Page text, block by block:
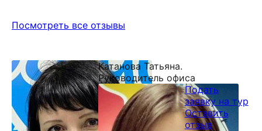
Посмотреть все отзывы
Катанова Татьяна.
Руководитель офиса
Подать
заявку на тур
Оставить
отзыв